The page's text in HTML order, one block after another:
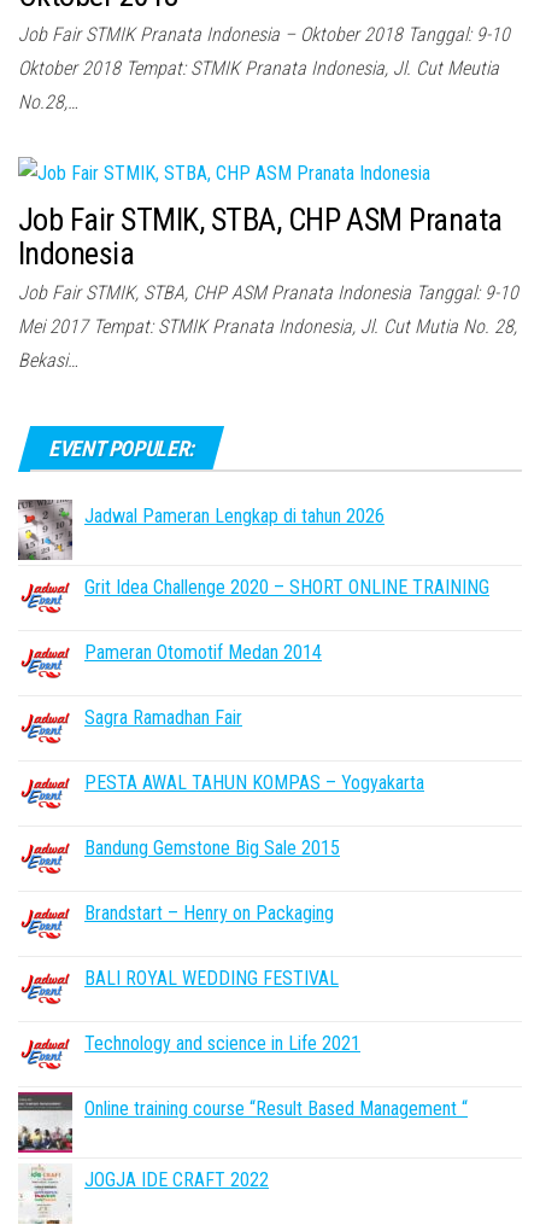
Job Fair STMIK Pranata Indonesia – Oktober 2018 Tanggal: 9-10
Oktober 2018 Tempat: STMIK Pranata Indonesia, Jl. Cut Meutia
No.28,…
Job Fair STMIK, STBA, CHP ASM Pranata
Indonesia
Job Fair STMIK, STBA, CHP ASM Pranata Indonesia Tanggal: 9-10
Mei 2017 Tempat: STMIK Pranata Indonesia, Jl. Cut Mutia No. 28,
Bekasi…
EVENT POPULER:
Jadwal Pameran Lengkap di tahun 2026
Grit Idea Challenge 2020 – SHORT ONLINE TRAINING
Pameran Otomotif Medan 2014
Sagra Ramadhan Fair
PESTA AWAL TAHUN KOMPAS – Yogyakarta
Bandung Gemstone Big Sale 2015
Brandstart – Henry on Packaging
BALI ROYAL WEDDING FESTIVAL
Technology and science in Life 2021
Online training course “Result Based Management “
JOGJA IDE CRAFT 2022